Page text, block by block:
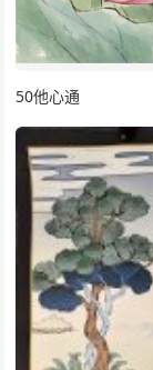
50他心通